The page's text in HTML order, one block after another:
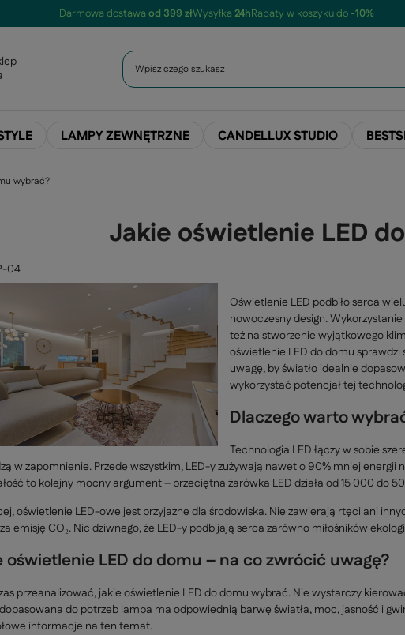
Darmowa dostawa od 399 złWysyłka 24hRabaty w koszyku do-10%
LAMPY ZEWNĘTRZNE CANDELLUX STUDIO
wybrać?
Jakie oświetlenie LED
04
Oświetlenie LED podbiło serca
nowoczesny design.
też na stworzenie wyjątkowego
oświetlenie LED do domu
uwagę, by światło idealnie
wykorzystać potencjał tej
Dlaczego warto
Technologia LED łączy w sobie
w zapomnienie. Przede wszystkim, LED-y zużywają nawet o 90% mniej energii
to kolejny mocny argument – przeciętna żarówka LED działa od 15 000 do
oświetlenie LED-owe jest przyjazne dla środowiska. Nie zawierają rtęci ani
emisję CO₂. Nic dziwnego, że LED-y podbijają serca zarówno miłośników
oświetlenie LED do domu – na co zwrócić uwagę?
przeanalizować, jakie oświetlenie LED do domu wybrać. Nie wystarczy
do potrzeb lampa ma odpowiednią barwę światła, moc, jasność i
informacje na ten temat.